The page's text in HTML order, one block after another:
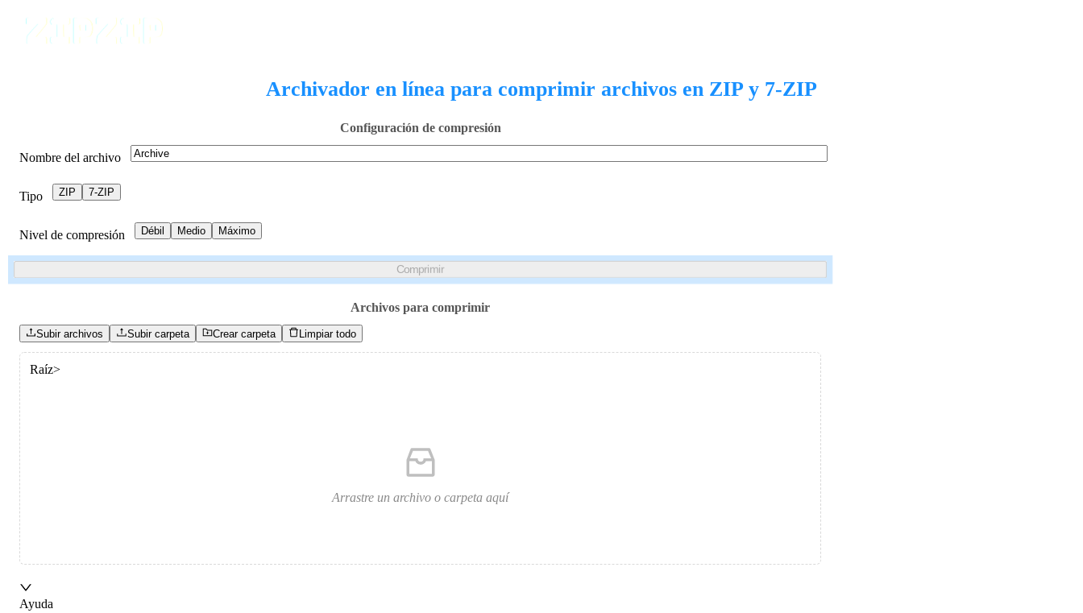
Archivador en línea para comprimir archivos en ZIP y 7-ZIP
Configuración de compresión
Nombre del archivo
Tipo ZIP 7-ZIP
Nivel de compresión Débil Medio Máximo
Comprimir
Archivos para comprimir
Subir archivos Subir carpeta Crear carpeta Limpiar todo
Raíz>
Arrastre un archivo o carpeta aquí
Ayuda